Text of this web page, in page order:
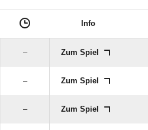
Info
– Zum Spiel
– Zum Spiel
– Zum Spiel